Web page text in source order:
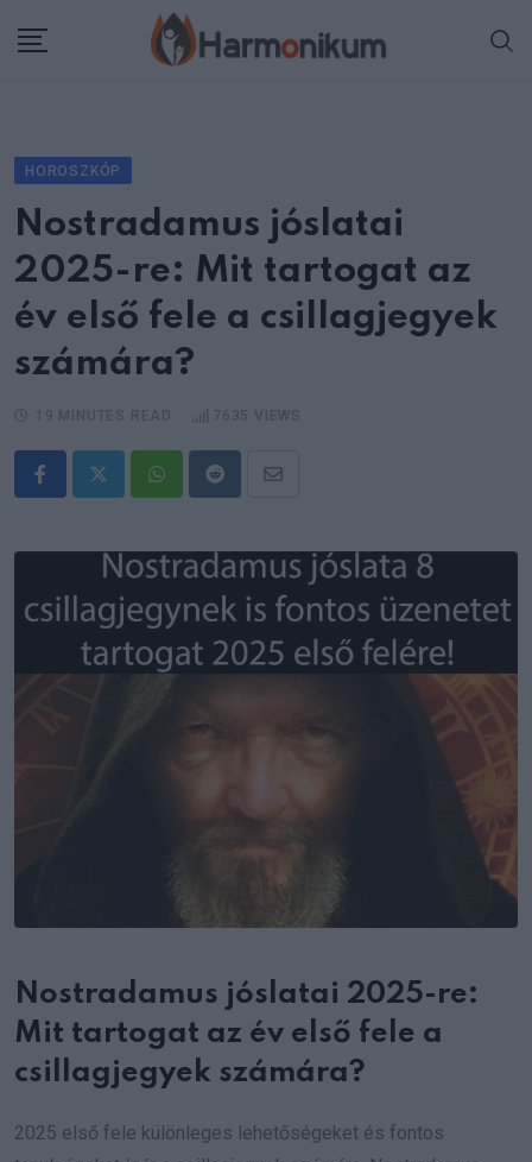
HOROSZKÓP
Nostradamus jóslatai
2025-re: Mit tartogat az
év első fele a csillagjegyek
számára?
WhatsappRedditShare
Email
Nostradamus jóslatai 2025-re:
Mit tartogat az év első fele a
csillagjegyek számára?
2025 első fele különleges lehetőségeket és fontos